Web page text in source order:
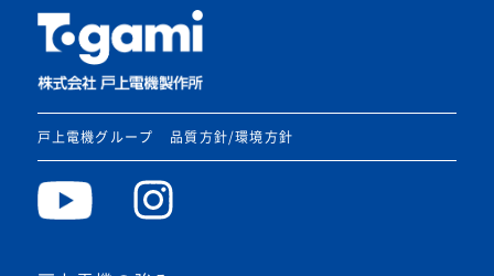
戸上電機グループ 品質方針/環境方針